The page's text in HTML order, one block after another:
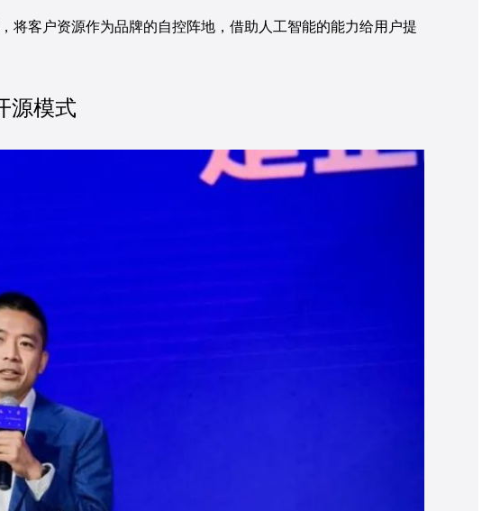
将客户资源作为品牌的自控阵地，借助人工智能的能力给用户提
源模式